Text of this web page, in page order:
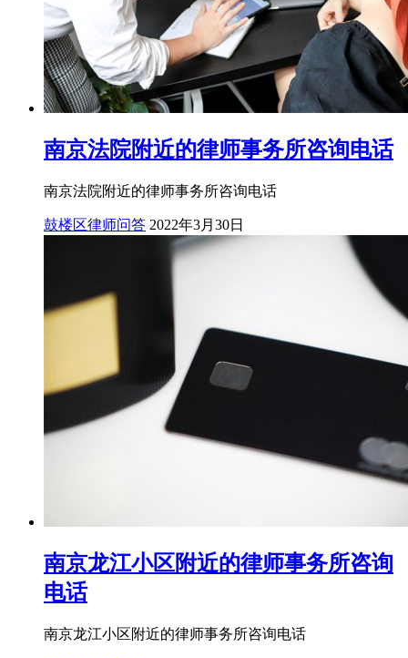
南京法院附近的律师事务所咨询电话
南京法院附近的律师事务所咨询电话
鼓楼区律师问答 2022年3月30日
南京龙江小区附近的律师事务所咨询
电话
南京龙江小区附近的律师事务所咨询电话